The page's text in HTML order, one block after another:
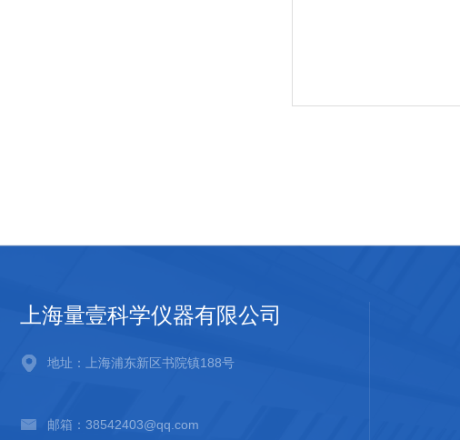
上海量壹科学仪器有限公司
地址：上海浦东新区书院镇188号
邮箱：38542403@qq.com